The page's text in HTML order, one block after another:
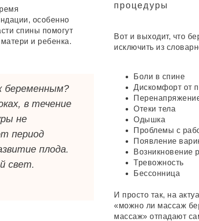
процедуры
особенно
спины помогут
и ребенка.
беременным?
в течение
не
период
плода.
свет.
Вот и выходит, что
исключить из
Боли в спине
Дискомфорт от
Отеки тела
Одышка
Проблемы с
Появление
Возникновение
Тревожность
Бессонница
И просто так, на
«можно ли массаж
массаж» отпадают